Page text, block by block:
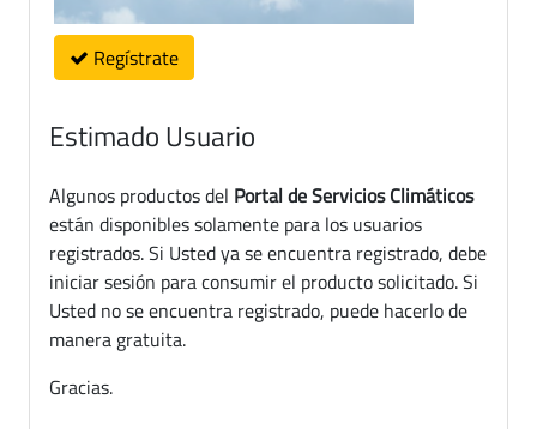
Regístrate
Estimado Usuario
Algunos productos del Portal de Servicios Climáticos
están disponibles solamente para los usuarios
registrados. Si Usted ya se encuentra registrado, debe
iniciar sesión para consumir el producto solicitado. Si
Usted no se encuentra registrado, puede hacerlo de
manera gratuita.
Gracias.